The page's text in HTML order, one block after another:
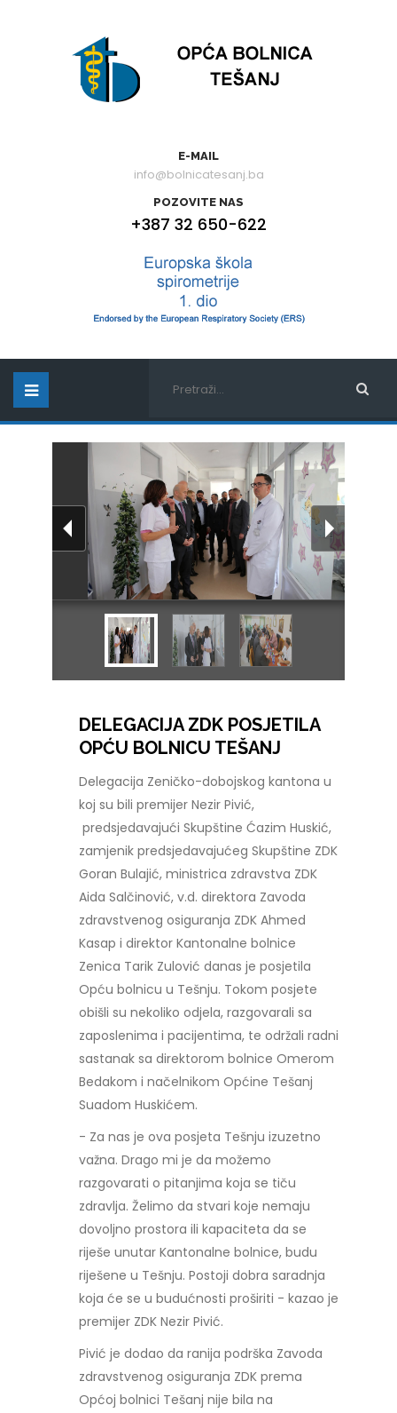
E-MAIL
info@bolnicatesanj.ba
POZOVITE NAS
+387 32 650-622
DELEGACIJA ZDK POSJETILA
OPĆU BOLNICU TEŠANJ
Delegacija Zeničko-dobojskog kantona u
koj su bili premijer Nezir Pivić,
predsjedavajući Skupštine Ćazim Huskić,
zamjenik predsjedavajućeg Skupštine ZDK
Goran Bulajić, ministrica zdravstva ZDK
Aida Salčinović, v.d. direktora Zavoda
zdravstvenog osiguranja ZDK Ahmed
Kasap i direktor Kantonalne bolnice
Zenica Tarik Zulović danas je posjetila
Opću bolnicu u Tešnju. Tokom posjete
obišli su nekoliko odjela, razgovarali sa
zaposlenima i pacijentima, te održali radni
sastanak sa direktorom bolnice Omerom
Bedakom i načelnikom Općine Tešanj
Suadom Huskićem.
- Za nas je ova posjeta Tešnju izuzetno
važna. Drago mi je da možemo
razgovarati o pitanjima koja se tiču
zdravlja. Želimo da stvari koje nemaju
dovoljno prostora ili kapaciteta da se
riješe unutar Kantonalne bolnice, budu
riješene u Tešnju. Postoji dobra saradnja
koja će se u budućnosti proširiti - kazao je
premijer ZDK Nezir Pivić.
Pivić je dodao da ranija podrška Zavoda
zdravstvenog osiguranja ZDK prema
Općoj bolnici Tešanj nije bila na